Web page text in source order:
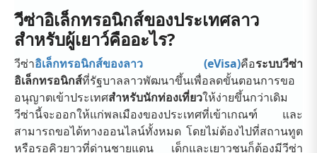
วีซ่าอิเล็กทรอนิกส์ของประเทศลาว
สำหรับผู้เยาว์คืออะไร?
วีซ่าอิเล็กทรอนิกส์ของลาว (eVisa)คือระบบวีซ่า
อิเล็กทรอนิกส์ที่รัฐบาลลาวพัฒนาขึ้นเพื่อลดขั้นตอนการขอ
อนุญาตเข้าประเทศสำหรับนักท่องเที่ยวให้ง่ายขึ้นกว่าเดิม
วีซ่านี้จะออกให้แก่พลเมืองของประเทศที่เข้าเกณฑ์ และ
สามารถขอได้ทางออนไลน์ทั้งหมด โดยไม่ต้องไปที่สถานทูต
หรือรอคิวยาวที่ด่านชายแดน เด็กและเยาวชนก็ต้องมีวีซ่า